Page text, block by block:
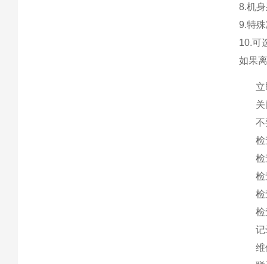
8.机
9.特
10.可
如果
不
检
检
检
检
检
维